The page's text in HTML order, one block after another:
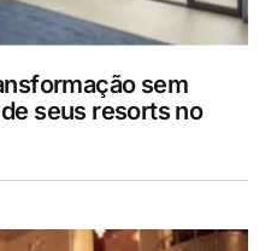
sem
seus resorts no